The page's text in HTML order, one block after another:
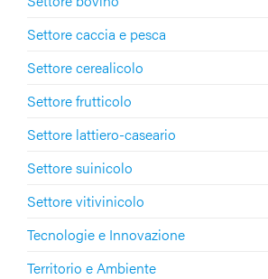
Settore caccia e pesca
Settore cerealicolo
Settore frutticolo
Settore lattiero-caseario
Settore suinicolo
Settore vitivinicolo
Tecnologie e Innovazione
Territorio e Ambiente